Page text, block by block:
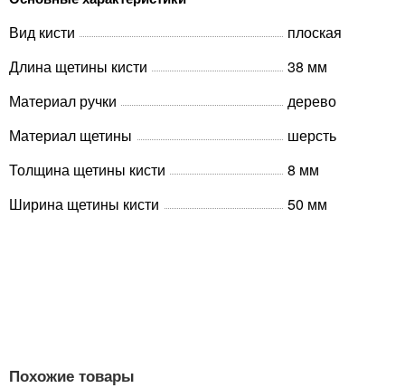
Вид кисти
плоская
Длина щетины кисти
38 мм
Материал ручки
дерево
Материал щетины
шерсть
Толщина щетины кисти
8 мм
Ширина щетины кисти
50 мм
Похожие товары